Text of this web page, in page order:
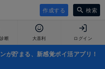
作成する 検索
断 大喜利 ログイン
が貯まる、新感覚ポイ活アプリ！